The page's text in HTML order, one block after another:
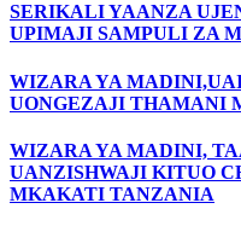
SERIKALI YAANZA
UPIMAJI SAMPULI ZA
WIZARA YA
UONGEZAJI THAMANI
WIZARA YA MADINI,
UANZISHWAJI KITUO
MKAKATI TANZANIA